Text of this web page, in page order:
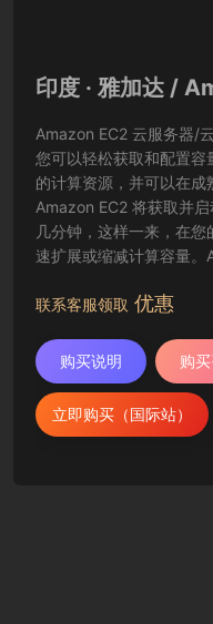
印度 · 雅加达 /
Amazon EC2 云服务器/
您可以轻松获取和配置容
的计算资源，并可以在成
Amazon EC2 将获取并
几分钟，这样一来，在您
速扩展或缩减计算容量
费，改变了计算的成本
开发人员提供了创建故
联系客服领取 优惠
购买说明 购
立即购买（国际站）